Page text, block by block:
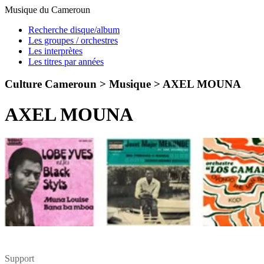
Musique du Cameroun
Recherche disque/album
Les groupes / orchestres
Les interprètes
Les titres par années
Culture Cameroun > Musique > AXEL MOUNA
AXEL MOUNA
Support